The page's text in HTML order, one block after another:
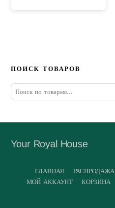
ПОИСК ТОВАРОВ
Искать:
Your Royal House
ГЛАВНАЯ РАСПРОДАЖА
МОЙ АККАУНТ
КОРЗИНА